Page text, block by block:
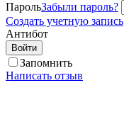
ПарольЗабыли пароль?
Создать учетную запись
Антибот
Войти
Запомнить
Написать отзыв